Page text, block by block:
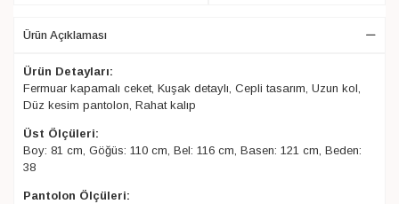
Ürün Açıklaması
Ürün Detayları:
Fermuar kapamalı ceket, Kuşak detaylı, Cepli tasarım, Uzun kol,
Düz kesim pantolon, Rahat kalıp
Üst Ölçüleri:
Boy: 81 cm, Göğüs: 110 cm, Bel: 116 cm, Basen: 121 cm, Beden:
38
Pantolon Ölçüleri: